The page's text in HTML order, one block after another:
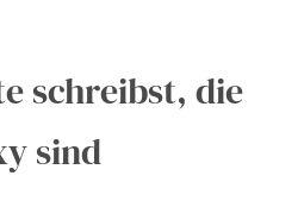
schreibst, die
sind